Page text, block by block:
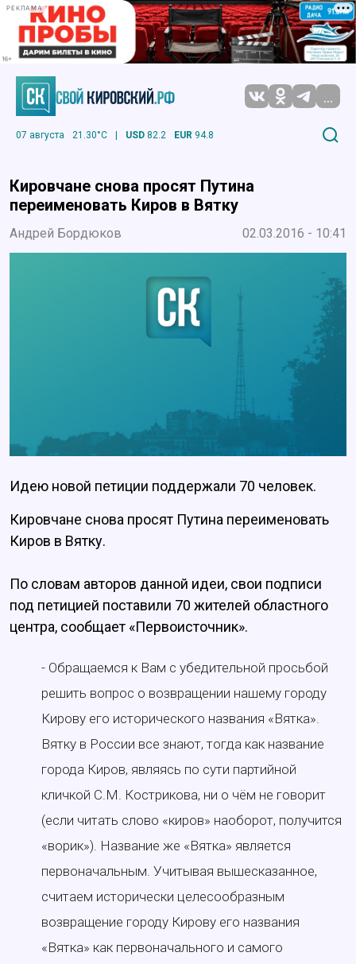
РЕКЛАМА
...
07 августа 21.30°C | USD 82.2 EUR 94.8
Кировчане снова просят Путина
переименовать Киров в Вятку
Андрей Бордюков 02.03.2016 - 10:41
Идею новой петиции поддержали 70 человек.
Кировчане снова просят Путина переименовать
Киров в Вятку.
По словам авторов данной идеи, свои подписи
под петицией поставили 70 жителей областного
центра, сообщает «Первоисточник».
- Обращаемся к Вам с убедительной просьбой
решить вопрос о возвращении нашему городу
Кирову его исторического названия «Вятка».
Вятку в России все знают, тогда как название
города Киров, являясь по сути партийной
кличкой С.М. Кострикова, ни о чём не говорит
(если читать слово «киров» наоборот, получится
«ворик»). Название же «Вятка» является
первоначальным. Учитывая вышесказанное,
считаем исторически целесообразным
возвращение городу Кирову его названия
«Вятка» как первоначального и самого